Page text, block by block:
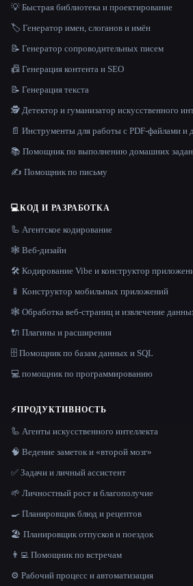
💡 Быстрая библиотека и проектирование
🏷️ Генератор имен, слоганов и имён
📝 Генератор сопроводительных писем
📠 Генерация контента и SEO
📝 Генерация текста
🕵️ Детектор и гуманизатор искусственного
📄 Инструменты для работы с PDF-файлами и
📚 Помощник по выполнению домашних
✍️ Помощник по письму
💻КОД И РАЗРАБОТКА
🦾 Агентское кодирование
🕸 Веб-дизайн
🛠️ Кодирование Vibe и конструктор
📱 Конструктор мобильных приложений
🕸️ Обработка веб-страниц и извлечение
🔌 Плагины и расширения
🗄️ Помощник по базам данных и SQL
💻 помощник по программированию
⚡ПРОДУКТИВНОСТЬ
🦾 Агенты искусственного интеллекта
🧠 Ведение заметок и «второй мозг»
✅ Задачи и личный ассистент
🌱 Личностный рост и благополучие
🍳 Планировщик блюд и рецептов
🏖 Планировщик отпусков и поездок
👨‍💻 Помощник по встречам
⚙️ Рабочий процесс и автоматизация